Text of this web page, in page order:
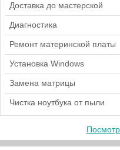
Доставка до мастерской
Диагностика
Ремонт материнской платы
Установка Windows
Замена матрицы
Чистка ноутбука от пыли